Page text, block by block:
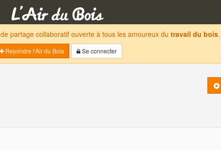
de partage collaboratif ouverte à tous les amoureux du travail du bois.
Rejoindre l'Air du Bois
Se connecter